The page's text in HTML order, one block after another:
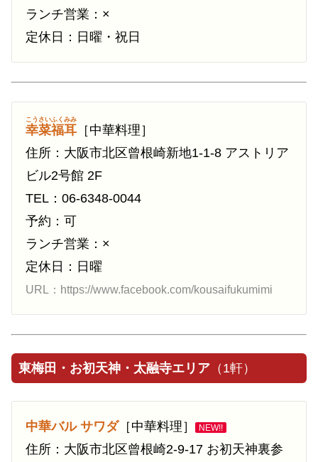
ランチ営業：×
定休日：日曜・祝日
幸菜福耳
こうさいふくみみ
［中華料理］
住所：大阪市北区曾根崎新地1-1-8 アストリア
ビル2号館 2F
TEL：06-6348-0044
予約：可
ランチ営業：×
定休日：日曜
URL：https://www.facebook.com/kousaifukumimi
東梅田・お初天神・太融寺エリア （1軒）
中華バル サワダ［中華料理］ NEW!!
住所：大阪市北区曾根崎2-9-17 お初天神裏参